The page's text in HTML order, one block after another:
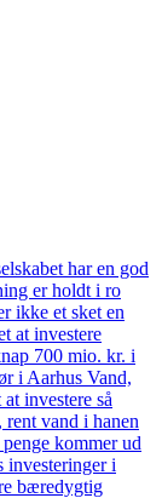
har en god
er holdt i ro
ikke et sket en
at investere
700 mio. kr. i
i Aarhus Vand,
investere så
rent vand i hanen
kommer ud
investeringer i
bæredygtig